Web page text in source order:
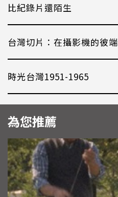
比紀錄片還陌生
台灣切片：在攝影機的彼端
時光台灣1951-1965
為您推薦